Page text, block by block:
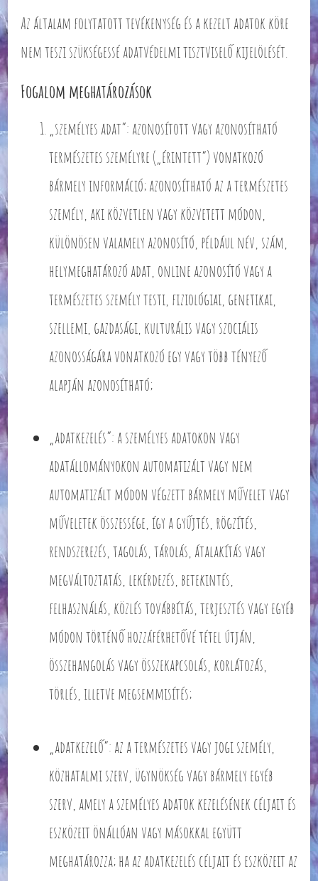
Az általam folytatott tevékenység és a kezelt adatok köre
nem teszi szükségessé adatvédelmi tisztviselő kijelölését.
Fogalom meghatározások
„személyes adat”: azonosított vagy azonosítható
természetes személyre („érintett”) vonatkozó
bármely információ; azonosítható az a természetes
személy, aki közvetlen vagy közvetett módon,
különösen valamely azonosító, például név, szám,
helymeghatározó adat, online azonosító vagy a
természetes személy testi, fiziológiai, genetikai,
szellemi, gazdasági, kulturális vagy szociális
azonosságára vonatkozó egy vagy több tényező
alapján azonosítható;
„adatkezelés”: a személyes adatokon vagy
adatállományokon automatizált vagy nem
automatizált módon végzett bármely művelet vagy
műveletek összessége, így a gyűjtés, rögzítés,
rendszerezés, tagolás, tárolás, átalakítás vagy
megváltoztatás, lekérdezés, betekintés,
felhasználás, közlés továbbítás, terjesztés vagy egyéb
módon történő hozzáférhetővé tétel útján,
összehangolás vagy összekapcsolás, korlátozás,
törlés, illetve megsemmisítés;
„adatkezelő”: az a természetes vagy jogi személy,
közhatalmi szerv, ügynökség vagy bármely egyéb
szerv, amely a személyes adatok kezelésének céljait és
eszközeit önállóan vagy másokkal együtt
meghatározza; ha az adatkezelés céljait és eszközeit az